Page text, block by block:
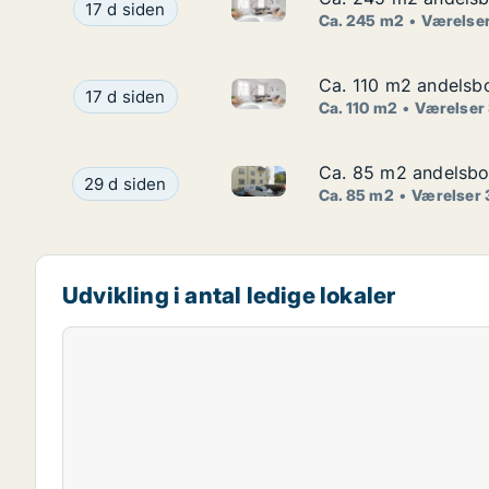
Ca. 245 m2 andelsbolig til salg på 1900
17 d siden
Ca. 245 m2
Ca. 110 m2 andelsbolig til salg på 1900
17 d siden Ca. 110 m2 andelsbolig til
Ca. 110 m2
Ca. 110 m2
Ca. 110 m2 Værelser
Ca. 85 m2 andelsbolig til salg på 2100
29 d siden Ca. 85 m2 andelsbolig til
Ca. 85 m2
Ca. 85 m2
Ca. 85 m2 Værelser
Udvikling i antal ledige lokaler